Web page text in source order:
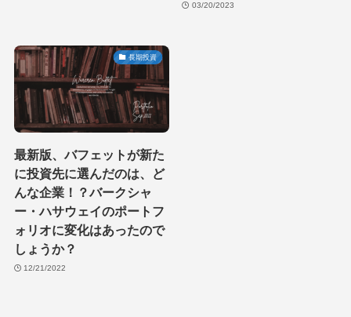
03/20/2023
長期投資
最新版、バフェットが新た
に投資先に選んだのは、ど
んな企業！？バークシャ
ー・ハサウェイのポートフ
ォリオに変化はあったので
しょうか？
12/21/2022